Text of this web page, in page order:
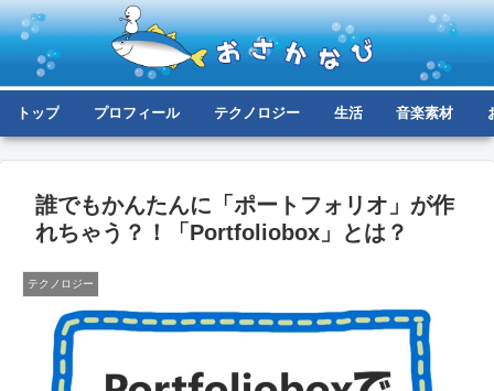
トップ プロフィール テクノロジー 生活 音楽素材
誰でもかんたんに「ポートフォリオ」が作
れちゃう？！「Portfoliobox」とは？
テクノロジー